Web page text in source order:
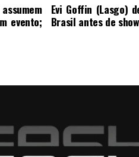
evento;
Evi Goffin (Lasgo)
Brasil antes de